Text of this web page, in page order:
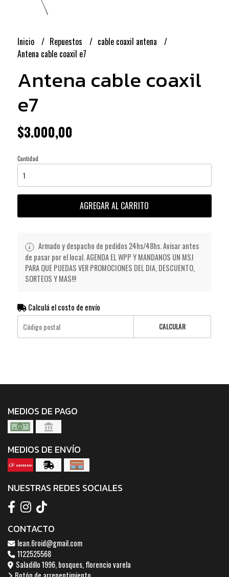
Inicio Repuestos
cable coaxil antena
Antena cable coaxil e7
Antena cable coaxil
e7
$3.000,00
Cantidad
AGREGAR AL CARRITO
Armado y despacho de pedidos 24hs/48hs. Avisar antes
de pasar por el local. AGENDA EL WPP Y MANDANOS UN MSJ
PARA QUE PUEDAS VER PROMOCIONES DEL DIA, DESCUENTO,
SORTEOS Y MAS!!!
Calculá el costo de envío
CALCULAR
MEDIOS DE PAGO
MEDIOS DE ENVÍO
NUESTRAS REDES SOCIALES
CONTACTO
lean.6roid@gmail.com
1122525568
Saladillo 1996, bosques, florencio varela